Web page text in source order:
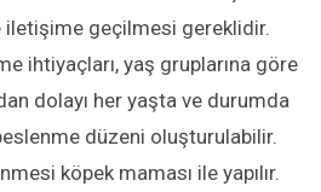
geçilmesi gereklidir.
ihtiyaçları, yaş gruplarına göre
dolayı her yaşta ve durumda
düzeni oluşturulabilir.
köpek maması ile yapılır.